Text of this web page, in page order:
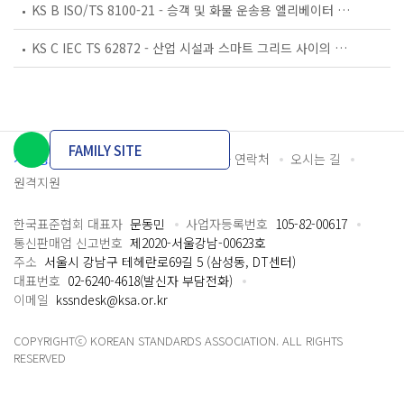
KS B ISO/TS 8100-21 - 승객 및 화물 운송용 엘리베이터 —제21부: 세계공통 필수안전요건(GESRs)을 충족하는 세계공통 안전 파라미터(GSPs)
KS C IEC TS 62872 - 산업 시설과 스마트 그리드 사이의 산업 공정 측정, 제어 및 자동화 시스템 인터페이스
개인정보처리방침 이용약관 담당자 연락처
오시는 길
원격지원
FAMILY SITE
한국표준협회 대표자 문동민 사업자등록번호 105-82-00617
통신판매업 신고번호 제2020-서울강남-00623호
주소 서울시 강남구 테헤란로69길 5 (삼성동, DT센터)
대표번호 02-6240-4618(발신자 부담전화)
이메일 kssndesk@ksa.or.kr
COPYRIGHTⓒ KOREAN STANDARDS ASSOCIATION. ALL RIGHTS
RESERVED